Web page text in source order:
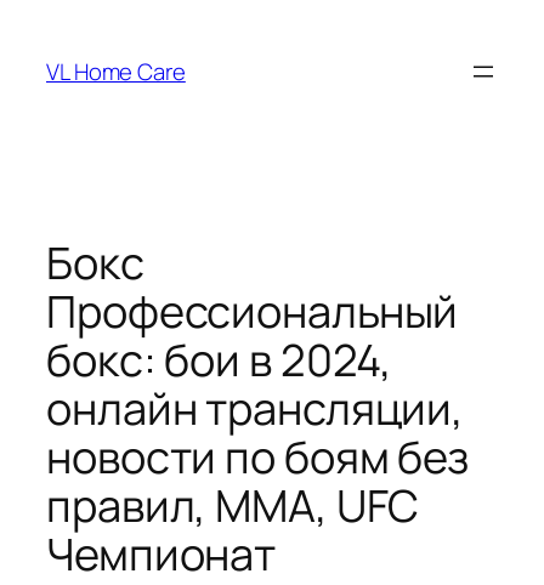
content
VL Home Care
Бокс
Профессиональный
бокс: бои в 2024,
онлайн трансляции,
новости по боям без
правил, ММА, UFC
Чемпионат